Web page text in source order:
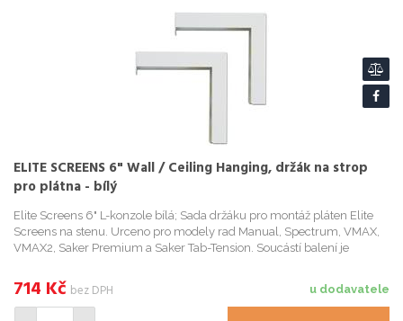
ELITE SCREENS 6" Wall / Ceiling Hanging, držák na strop
pro plátna - bílý
Elite Screens 6" L-konzole bílá; Sada držáku pro montáž pláten Elite
Screens na stenu. Urceno pro modely rad Manual, Spectrum, VMAX,
VMAX2, Saker Premium a Saker Tab-Tension. Soucástí balení je
u dodavatele
714 Kč bez DPH